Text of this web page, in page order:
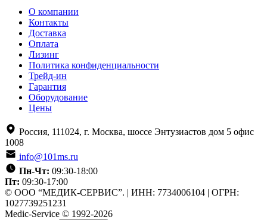
О компании
Контакты
Доставка
Оплата
Лизинг
Политика конфиденциальности
Трейд-ин
Гарантия
Оборудование
Цены
Россия, 111024, г. Москва, шоссе Энтузиастов дом 5 офис
1008
info@101ms.ru
Пн-Чт: 09:30-18:00
Пт: 09:30-17:00
© ООО “МЕДИК-СЕРВИС”. | ИНН: 7734006104 | ОГРН:
1027739251231
Medic-Service © 1992-2026